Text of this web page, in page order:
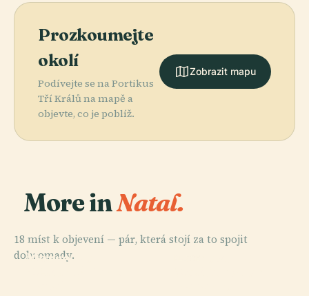
Prozkoumejte
okolí
Podívejte se na Portikus
Tří Králů na mapě a
objevte, co je poblíž.
Zobrazit mapu
More inNatal.
18 míst k objevení — pár, která stojí za to spojit
dohromady.
PLACE
Morro Do
PLACE
PLACE